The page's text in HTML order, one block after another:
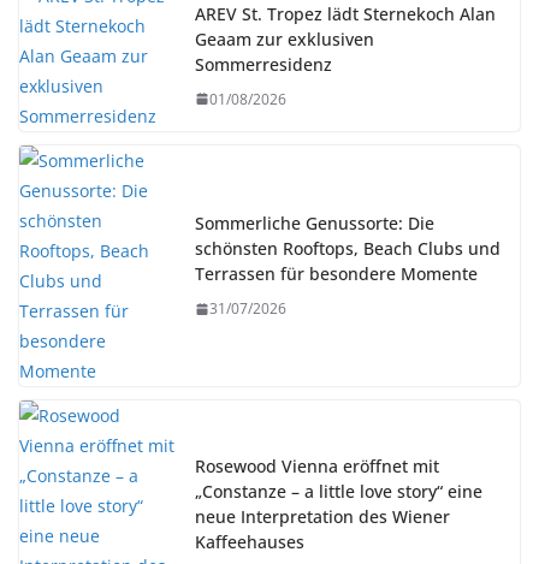
AREV St. Tropez lädt Sternekoch Alan
Geaam zur exklusiven
Sommerresidenz
01/08/2026
Sommerliche Genussorte: Die
schönsten Rooftops, Beach Clubs und
Terrassen für besondere Momente
31/07/2026
Rosewood Vienna eröffnet mit
„Constanze – a little love story“ eine
neue Interpretation des Wiener
Kaffeehauses